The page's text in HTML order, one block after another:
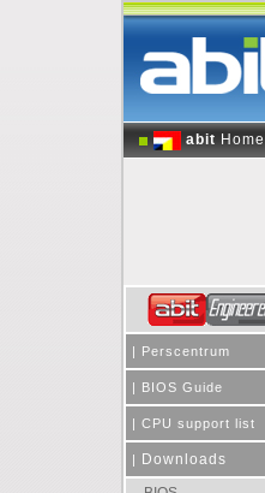
abit Home
| Perscentrum
| BIOS Guide
| CPU support list
|
Downloads